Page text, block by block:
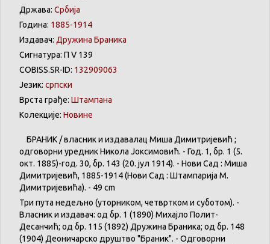
Држава: Србија
Година: 1885-1914
Издавач: Дружина Браника
Сигнатура: П V 139
COBISS.SR-ID: 132909063
Језик: српски
Врста грађе: Штампана
Колекције: Новине
БРАНИК / власник и издавалац Миша Димитријевић ;
одговорни уредник Никола Јоксимовић. - Год. 1, бр. 1 (5.
окт. 1885)-год. 30, бр. 143 (20. јул 1914). - Нови Сад : Миша
Димитријевић, 1885-1914 (Нови Сад : Штампарија М.
Димитријевића). - 49 cm
Три пута недељно (уторником, четвртком и суботом). -
Власник и издавач: од бр. 1 (1890) Михајло Полит-
Десанчић; од бр. 115 (1892) Дружина Браника; од бр. 148
(1904) Деоничарско друштво "Браник". - Одговорни